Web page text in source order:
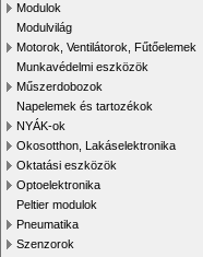
Modulok
Modulvilág
Motorok, Ventilátorok, Fűtőelemek
Munkavédelmi eszközök
Műszerdobozok
Napelemek és tartozékok
NYÁK-ok
Okosotthon, Lakáselektronika
Oktatási eszközök
Optoelektronika
Peltier modulok
Pneumatika
Szenzorok